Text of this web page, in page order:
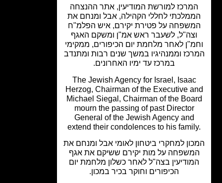
למורשת המודיעין, אתר ההנצחה
לחללי הקהילה, אבל ומנחם את
על פטירת יקירם, איש הפלמ"ח
לשעבר ראש אמ"ן ומשקם האגף
לאחר מלחמת יום הכיפורים, ממקימי
וממנהיגיו במשך שנים רבות ומתנדב
במרכז עד ימיו האחרונים.
The Jewish Agency for Israel, Isaac
Herzog, Chairman of the Executive
Michael Siegal, Chairman of the
mourn the passing of past Director
General of the Jewish Agency and
extend their condolences to his
למחקרי ביטחון לאומי אבל ומנחם את
על מות יקירם ששיקם את אגף
בצה"ל לאחר כשלון מלחמת יום
הכיפורים וחוקר בכיר במכון.